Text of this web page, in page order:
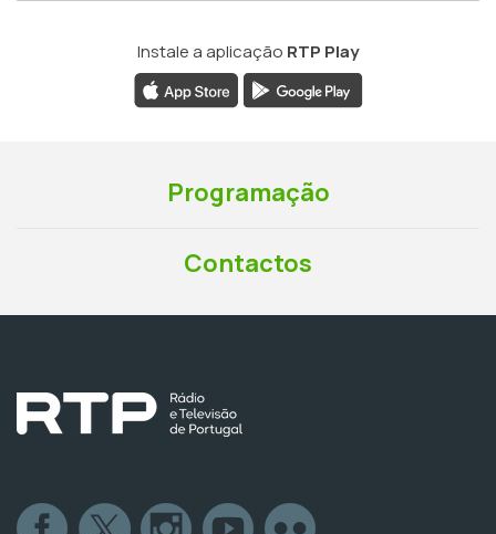
Instale a aplicação RTP Play
Programação
Contactos